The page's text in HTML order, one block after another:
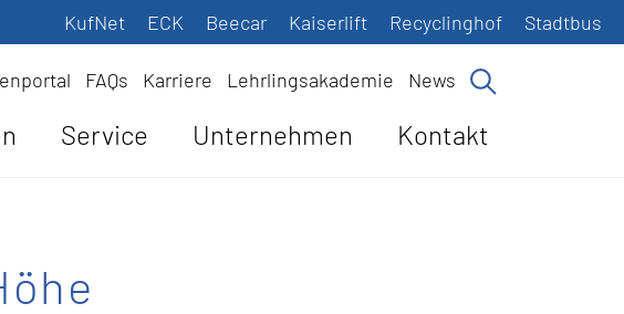
KufNet ECK Beecar Kaiserlift Recyclinghof Stadtbus
FAQs Karriere Lehrlingsakademie News
Service Unternehmen Kontakt